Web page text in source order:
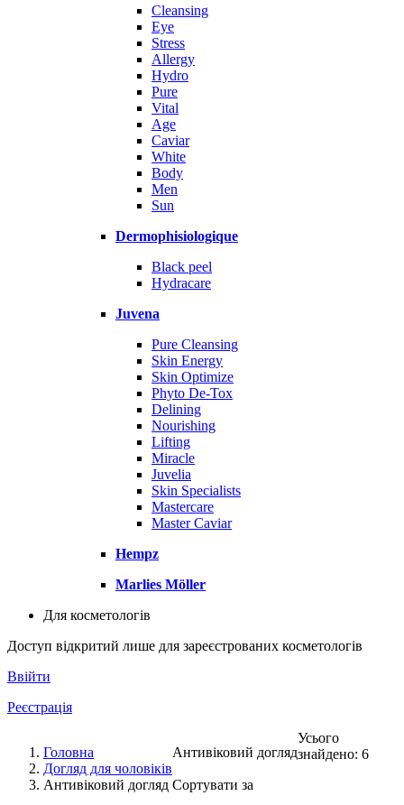
Cleansing
Eye
Stress
Allergy
Hydro
Pure
Vital
Age
Caviar
White
Body
Men
Sun
Dermophisiologique
Black peel
Hydracare
Juvena
Pure Cleansing
Skin Energy
Skin Optimize
Phyto De-Tox
Delining
Nourishing
Lifting
Miracle
Juvelia
Skin Specialists
Mastercare
Master Caviar
Hempz
Marlies Möller
Для косметологів
Доступ відкритий лише для зареєстрованих косметологів
Ввійти
Реєстрація
Головна
Догляд для чоловіків
Антивіковий догляд
Антивіковий догляд
Усього
знайдено: 6
Сортувати за